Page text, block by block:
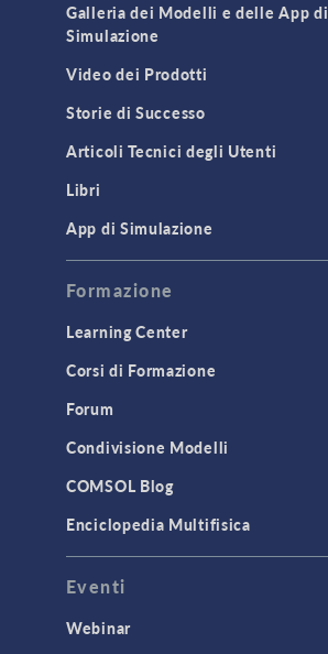
Galleria dei Modelli e delle App di
Simulazione
Video dei Prodotti
Storie di Successo
Articoli Tecnici degli Utenti
Libri
App di Simulazione
Formazione
Learning Center
Corsi di Formazione
Forum
Condivisione Modelli
COMSOL Blog
Enciclopedia Multifisica
Eventi
Webinar